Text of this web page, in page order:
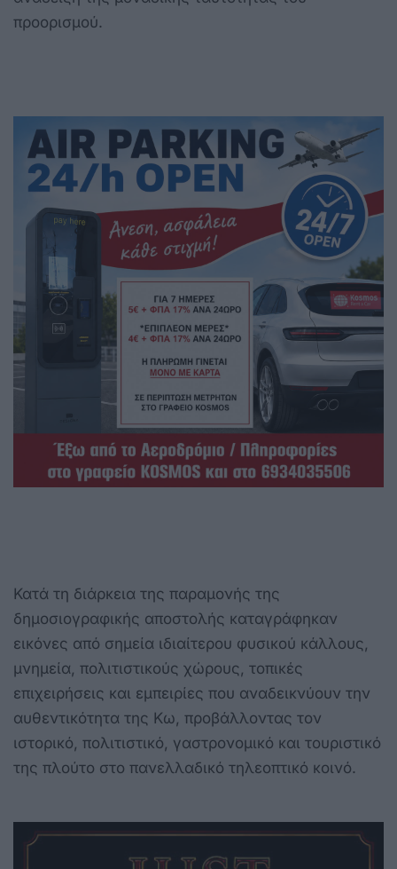
προορισμού.
Κατά τη διάρκεια της παραμονής της
δημοσιογραφικής αποστολής καταγράφηκαν
εικόνες από σημεία ιδιαίτερου φυσικού κάλλους,
μνημεία, πολιτιστικούς χώρους, τοπικές
επιχειρήσεις και εμπειρίες που αναδεικνύουν την
αυθεντικότητα της Κω, προβάλλοντας τον
ιστορικό, πολιτιστικό, γαστρονομικό και τουριστικό
της πλούτο στο πανελλαδικό τηλεοπτικό κοινό.